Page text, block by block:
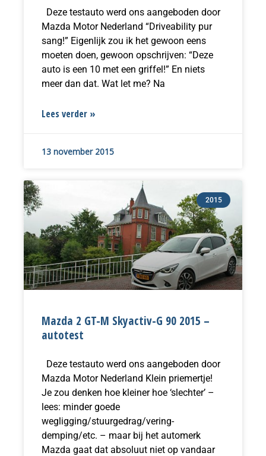
Deze testauto werd ons aangeboden door
Mazda Motor Nederland “Driveability pur
sang!” Eigenlijk zou ik het gewoon eens
moeten doen, gewoon opschrijven: “Deze
auto is een 10 met een griffel!” En niets
meer dan dat. Wat let me? Na
Lees verder »
13 november 2015
2015
Mazda 2 GT-M Skyactiv-G 90 2015 –
autotest
Deze testauto werd ons aangeboden door
Mazda Motor Nederland Klein priemertje!
Je zou denken hoe kleiner hoe ‘slechter’ –
lees: minder goede
wegligging/stuurgedrag/vering-
demping/etc. – maar bij het automerk
Mazda gaat dat absoluut niet op vandaar